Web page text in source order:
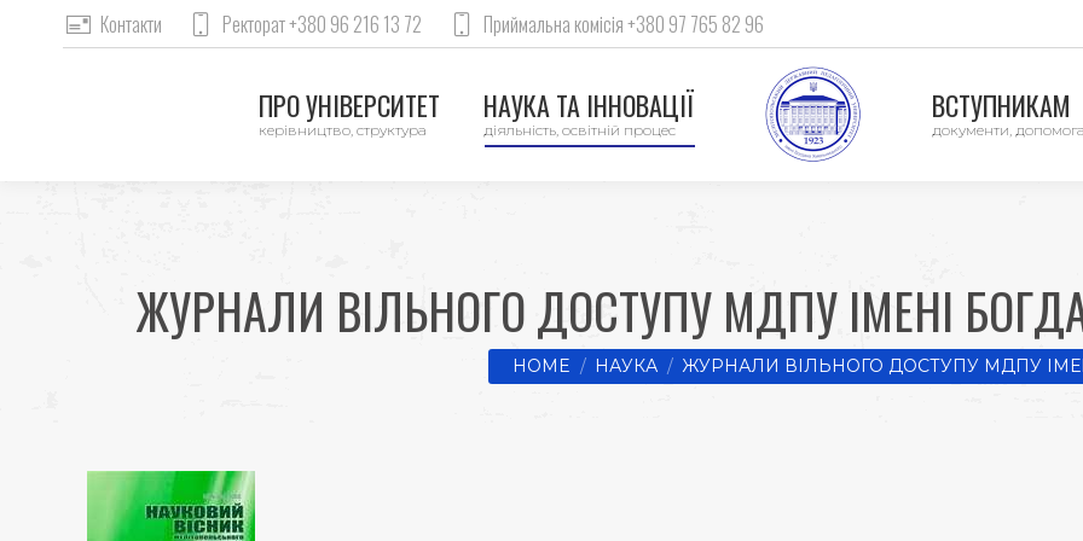
Контакти Ректорат +380 96 216 13 72 Приймальна комісія +380 97 765 82 96
ПРО УНІВЕРСИТЕТ
керівництво, структура
НАУКА ТА ІННОВАЦІЇ
діяльність, освітній процес
ВСТУПНИКАМ
документи, допомога
ЖУРНАЛИ ВІЛЬНОГО ДОСТУПУ МДПУ ІМЕНІ
You are here:
HOME НАУКА ЖУРНАЛИ ВІЛЬНОГО ДОСТУПУ МДПУ